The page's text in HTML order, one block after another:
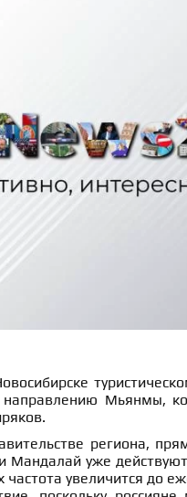
Мьянмы,
региона,
Мандалай уже
частота увеличится до